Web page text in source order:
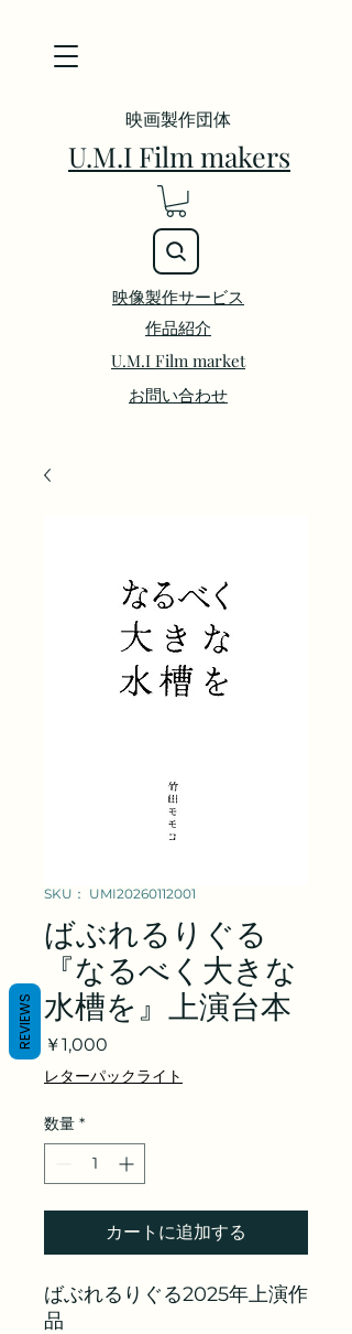
映画製作団体
U.M.I Film makers
映像製作サービス
U.M.I Film market
​作品紹介
お問い合わせ
SKU： UMI20260112001
ばぶれるりぐる
『なるべく大きな
水槽を』上演台本
￥1,000
レターパックライト
数量 *
カートに追加する
ばぶれるりぐる2025年上演作
品
REVIEWS